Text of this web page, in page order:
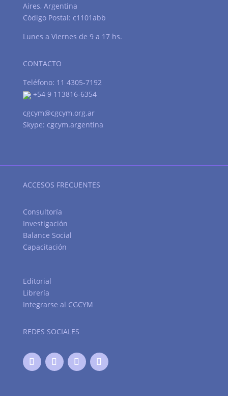
Aires, Argentina
Código Postal: c1101abb
Lunes a Viernes de 9 a 17 hs.
CONTACTO
Teléfono: 11 4305-7192
+54 9 113816-6354
cgcym@cgcym.org.ar
Skype: cgcym.argentina
ACCESOS FRECUENTES
Consultoría
Investigación
Balance Social
Capacitación
Editorial
Librería
Integrarse al CGCYM
REDES SOCIALES